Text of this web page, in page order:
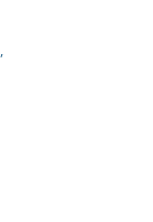
,